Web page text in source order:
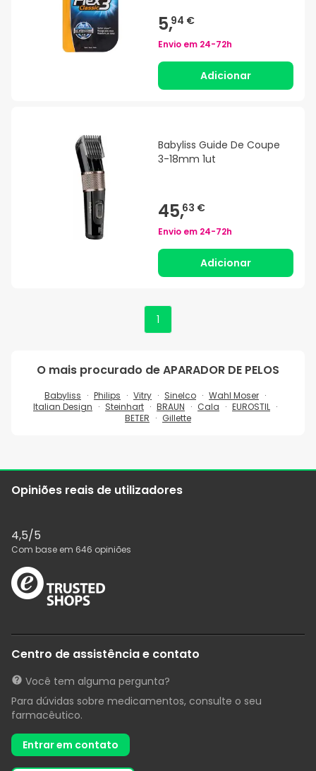
5,94 €
Envio em 24-72h
Adicionar
Babyliss Guide De Coupe
3-18mm 1ut
45,63 €
Envio em 24-72h
Adicionar
1
O mais procurado deAPARADOR DE PELOS
Babyliss Philips Vitry Sinelco
Wahl Moser
Italian Design
Steinhart BRAUN Cala
EUROSTIL
BETER
Gillette
Opiniões reais de utilizadores
4,5/5
Com base em 646 opiniões
Centro de assistência e contato
Você tem alguma pergunta?
Para dúvidas sobre medicamentos, consulte o seu
farmacêutico.
Entrar em contato